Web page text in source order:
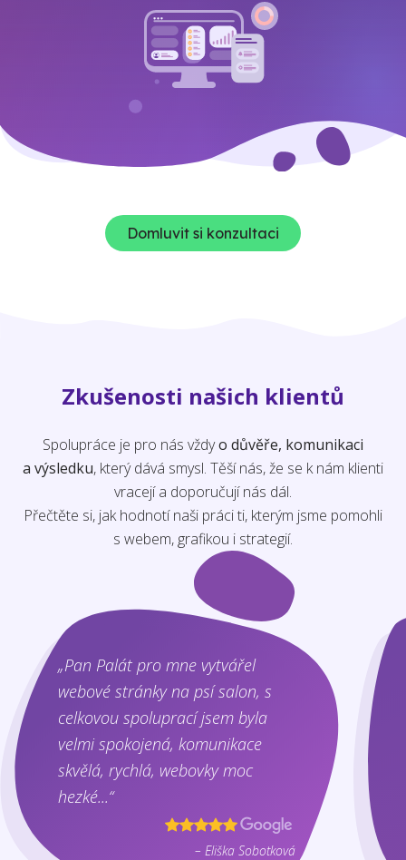
Domluvit si konzultaci
Zkušenosti našich klientů
Spolupráce je pro nás vždyo důvěře, komunikaci
a výsledku, který dává smysl. Těší nás, že se k nám klienti
vracejí a doporučují nás dál.
Přečtěte si, jak hodnotí naši práci ti, kterým jsme pomohli
s webem, grafikou i strategií.
„Pan Palát pro mne vytvářel
webové stránky na psí salon, s
celkovou spoluprací jsem byla
velmi spokojená, komunikace
skvělá, rychlá, webovky moc
hezké...“
– Eliška Sobotková